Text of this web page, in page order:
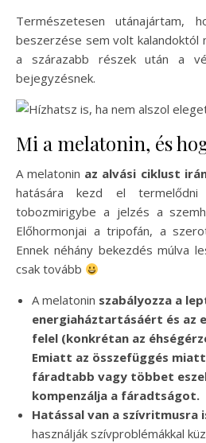
Természetesen utánajártam,
beszerzése sem volt kalandoktól
a szárazabb részek után a
bejegyzésnek.
Mi a melatonin, és
A melatonin az alvási ciklust
hatására kezd el
tobozmirigybe a jelzés a
Előhormonjai a tripofán, a
Ennek néhány bekezdés múlva
csak tovább
A melatonin szabályozza a
energiaháztartásáért és az
felel (konkrétan az
Emiatt az összefüggés
fáradtabb vagy többet
kompenzálja a fáradtságot.
Hatással van a szívritmusra
használják szívproblémákkal